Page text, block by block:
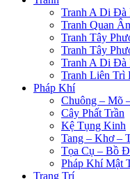
Tranh A Di Đà
Tranh Quan
Tranh Tây
Tranh Tây
Tranh A Di Đà
Tranh Liên Trì
Pháp Khí
Chuông – Mõ
Cây Phất Trần
Kệ Tụng Kinh
Tang – Khơ –
Tọa Cụ – Bồ
Pháp Khí Mật
Trang Trí